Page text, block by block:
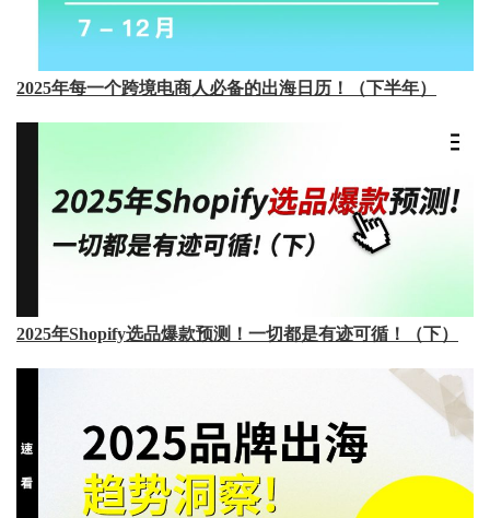
2025年每一个跨境电商人必备的出海日历！（下半年）
2025年Shopify选品爆款预测！一切都是有迹可循！（下）